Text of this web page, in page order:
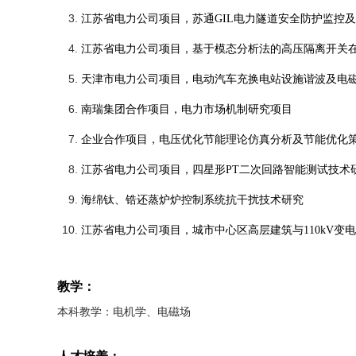
江苏省电力公司项目，苏通GIL电力隧道安全防护监控
江苏省电力公司项目，基于模态分析法的高压隔离开关
天津市电力公司项目，电动汽车充换电站设施谐波及电
南瑞集团合作项目，电力市场机制研究项目
企业合作项目，电压优化节能理论仿真分析及节能优化
江苏省电力公司项目，四星形PT二次回路智能测试技术
海绵钛、锆还蒸炉炉控制系统抗干扰技术研究
江苏省电力公司项目，城市中心区高层建筑与110kV变
教学：
本科教学：电机学、电磁场